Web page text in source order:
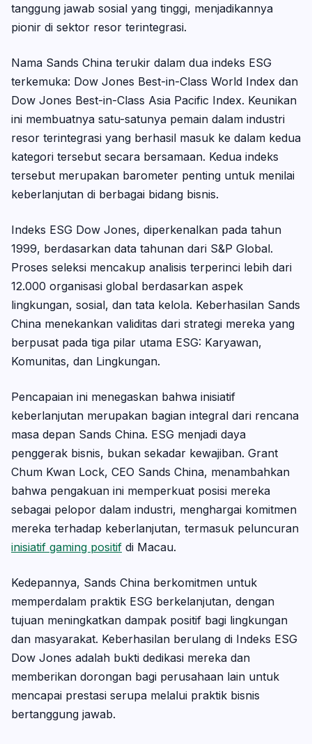
tanggung jawab sosial yang tinggi, menjadikannya
pionir di sektor resor terintegrasi.
Nama Sands China terukir dalam dua indeks ESG
terkemuka: Dow Jones Best-in-Class World Index dan
Dow Jones Best-in-Class Asia Pacific Index. Keunikan
ini membuatnya satu-satunya pemain dalam industri
resor terintegrasi yang berhasil masuk ke dalam kedua
kategori tersebut secara bersamaan. Kedua indeks
tersebut merupakan barometer penting untuk menilai
keberlanjutan di berbagai bidang bisnis.
Indeks ESG Dow Jones, diperkenalkan pada tahun
1999, berdasarkan data tahunan dari S&P Global.
Proses seleksi mencakup analisis terperinci lebih dari
12.000 organisasi global berdasarkan aspek
lingkungan, sosial, dan tata kelola. Keberhasilan Sands
China menekankan validitas dari strategi mereka yang
berpusat pada tiga pilar utama ESG: Karyawan,
Komunitas, dan Lingkungan.
Pencapaian ini menegaskan bahwa inisiatif
keberlanjutan merupakan bagian integral dari rencana
masa depan Sands China. ESG menjadi daya
penggerak bisnis, bukan sekadar kewajiban. Grant
Chum Kwan Lock, CEO Sands China, menambahkan
bahwa pengakuan ini memperkuat posisi mereka
sebagai pelopor dalam industri, menghargai komitmen
mereka terhadap keberlanjutan, termasuk peluncuran
inisiatif gaming positif di Macau.
Kedepannya, Sands China berkomitmen untuk
memperdalam praktik ESG berkelanjutan, dengan
tujuan meningkatkan dampak positif bagi lingkungan
dan masyarakat. Keberhasilan berulang di Indeks ESG
Dow Jones adalah bukti dedikasi mereka dan
memberikan dorongan bagi perusahaan lain untuk
mencapai prestasi serupa melalui praktik bisnis
bertanggung jawab.